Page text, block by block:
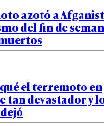
azotó a
del fin de
qué el terremoto en
tan devastador y